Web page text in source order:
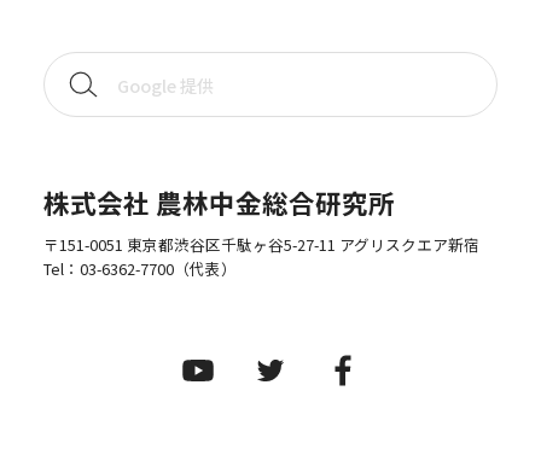
株式会社 農林中金総合研究所
〒151-0051 東京都渋谷区千駄ヶ谷5-27-11 アグリスクエア新宿
Tel： 03-6362-7700（代表）